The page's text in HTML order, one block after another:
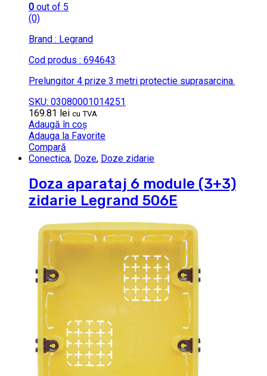
0 out of 5
(0)
Brand : Legrand
Cod produs : 694643
Prelungitor 4 prize 3 metri protectie suprasarcina.
SKU: 03080001014251
169.81 lei cu TVA
Adaugă în coș
Adauga la Favorite
Compară
Conectica, Doze, Doze zidarie
Doza aparataj 6 module (3+3)
zidarie Legrand 506E